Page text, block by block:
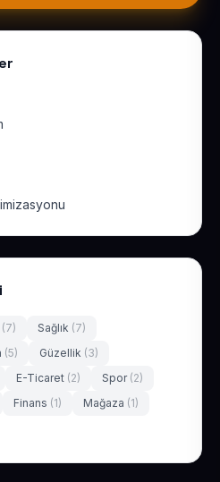
(7) Sağlık (7)
(5) Güzellik (3)
E-Ticaret (2) Spor (2)
Finans (1) Mağaza (1)